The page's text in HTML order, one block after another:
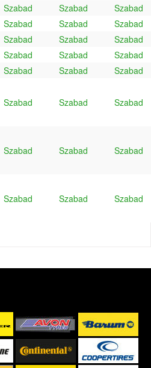
Szabad Szabad
Szabad
Szabad Szabad
Szabad
Szabad Szabad
Szabad
Szabad Szabad
Szabad
Szabad Szabad
Szabad
Szabad Szabad Szabad
Szabad Szabad Szabad
Szabad Szabad Szabad